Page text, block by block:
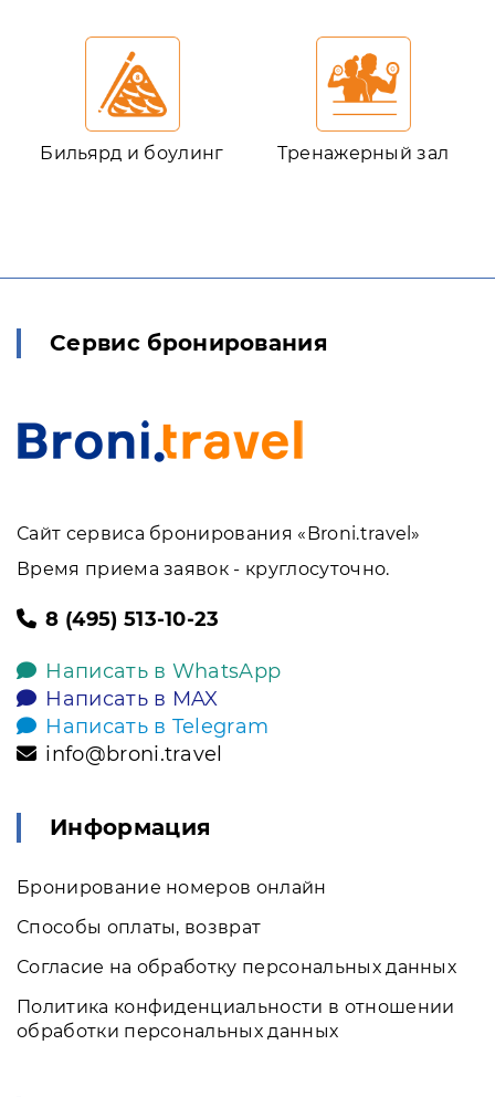
Бильярд и боулинг Тренажерный зал
Сервис бронирования
Сайт сервиса бронирования «Broni.travel»
Время приема заявок - круглосуточно.
8 (495) 513-10-23
Написать в WhatsApp
Написать в MAX
Написать в Telegram
info@broni.travel
Информация
Бронирование номеров онлайн
Способы оплаты, возврат
Согласие на обработку персональных данных
Политика конфиденциальности в отношении
обработки персональных данных